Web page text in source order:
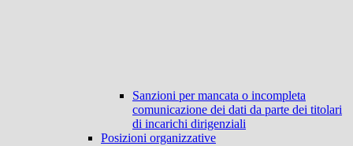
Sanzioni per mancata o incompleta
comunicazione dei dati da parte dei titolari
di incarichi dirigenziali
Posizioni organizzative